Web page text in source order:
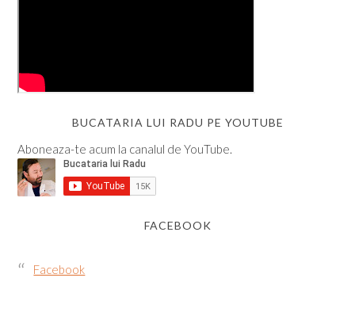
BUCATARIA LUI RADU PE YOUTUBE
Aboneaza-te acum la canalul de YouTube.
FACEBOOK
Facebook